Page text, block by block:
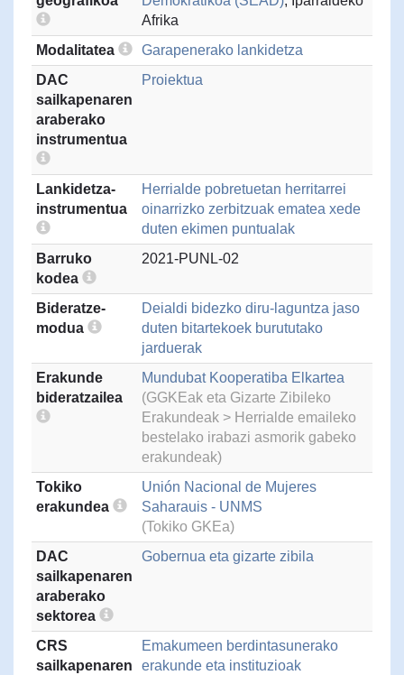
Afrika
Modalitatea
Garapenerako lankidetza
DAC
sailkapenaren
araberako
instrumentua
Proiektua
Lankidetza-
instrumentua
Herrialde pobretuetan herritarrei
oinarrizko zerbitzuak ematea xede
duten ekimen puntualak
Barruko
kodea
2021-PUNL-02
Bideratze-
modua
Deialdi bidezko diru-laguntza jaso
duten bitartekoek burututako
jarduerak
Erakunde
bideratzailea
Mundubat Kooperatiba Elkartea
(GGKEak eta Gizarte Zibileko
Erakundeak > Herrialde emaileko
bestelako irabazi asmorik gabeko
erakundeak)
Tokiko
erakundea
Unión Nacional de Mujeres
Saharauis - UNMS
(Tokiko GKEa)
DAC
sailkapenaren
araberako
sektorea
Gobernua eta gizarte zibila
CRS
sailkapenaren
Emakumeen berdintasunerako
erakunde eta instituzioak